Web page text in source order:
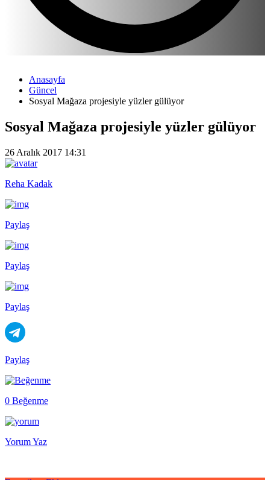
Anasayfa
Güncel
Sosyal Mağaza projesiyle yüzler gülüyor
Sosyal Mağaza projesiyle yüzler gülüyor
26 Aralık 2017 14:31
Reha Kadak
Paylaş
Paylaş
Paylaş
Paylaş
0 Beğenme
Yorum Yaz